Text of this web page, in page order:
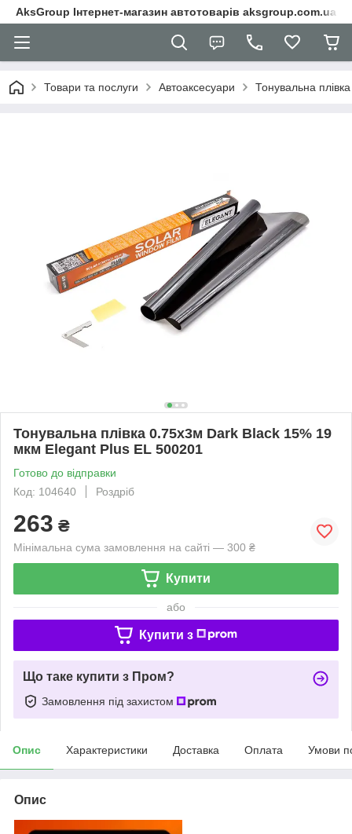
AksGroup Інтернет-магазин автотоварів aksgroup.com.ua
Товари та послуги Автоаксесуари Тонувальна
Тонувальна плівка 0.75х3м Dark Black 15% 19
мкм Elegant Plus EL 500201
Готово до відправки
Код: 104640
Роздріб
263 ₴
Мінімальна сума замовлення на сайті — 300 ₴
Купити
або
Купити з
Що таке купити з Пром?
Замовлення під захистом
Опис Характеристики Доставка Оплата Умови
Опис